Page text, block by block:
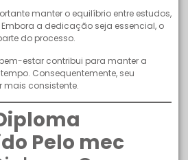
manter o equilíbrio entre estudos,
a dedicação seja essencial, o
do processo.
estar contribui para manter a
Consequentemente, seu
mais consistente.
Pelo mec